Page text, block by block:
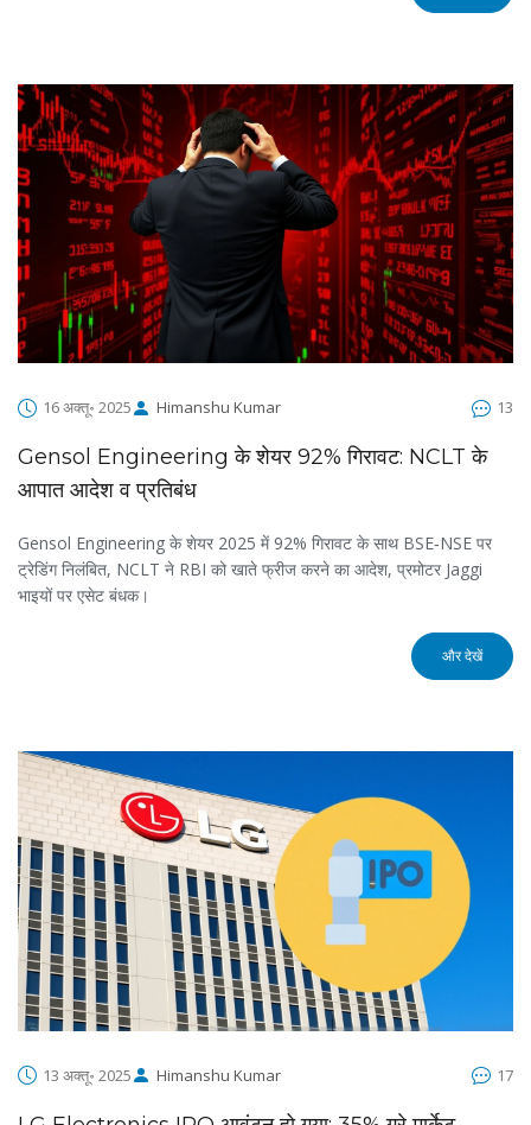
16 अक्तू॰ 2025 Himanshu Kumar 13
Gensol Engineering के शेयर 92% गिरावट: NCLT के
आपात आदेश व प्रतिबंध
Gensol Engineering के शेयर 2025 में 92% गिरावट के साथ BSE‑NSE पर
ट्रेडिंग निलंबित, NCLT ने RBI को खाते फ्रीज करने का आदेश, प्रमोटर Jaggi
भाइयों पर एसेट बंधक।
और देखें
13 अक्तू॰ 2025 Himanshu Kumar 17